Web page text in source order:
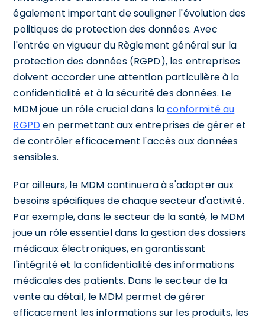
également important de souligner l'évolution des
politiques de protection des données. Avec
l'entrée en vigueur du Règlement général sur la
protection des données (RGPD), les entreprises
doivent accorder une attention particulière à la
confidentialité et à la sécurité des données. Le
MDM joue un rôle crucial dans laconformité au
RGPDen permettant aux entreprises de gérer et
de contrôler efficacement l'accès aux données
sensibles.
Par ailleurs, le MDM continuera à s'adapter aux
besoins spécifiques de chaque secteur d'activité.
Par exemple, dans le secteur de la santé, le MDM
joue un rôle essentiel dans la gestion des dossiers
médicaux électroniques, en garantissant
l'intégrité et la confidentialité des informations
médicales des patients. Dans le secteur de la
vente au détail, le MDM permet de gérer
efficacement les informations sur les produits, les